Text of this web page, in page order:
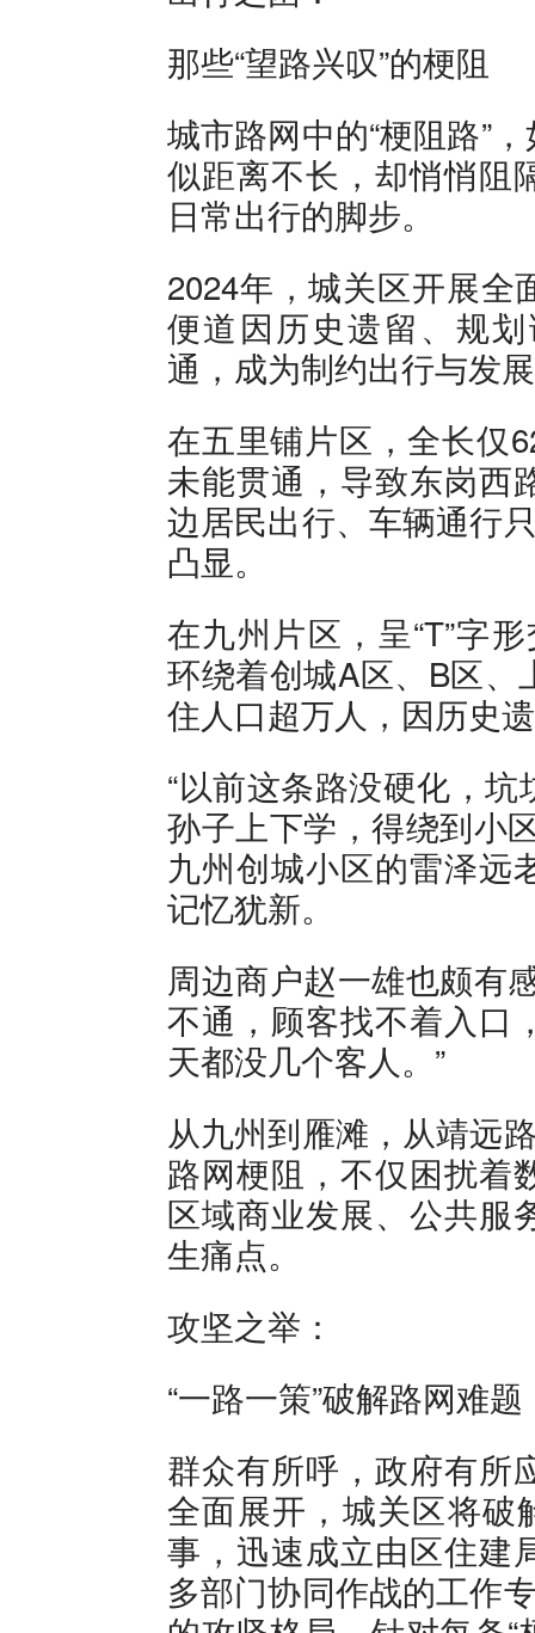
那些“望路兴叹”的梗阻
城市路网中的“梗阻路”
似距离不长，却悄悄阻
日常出行的脚步。
2024年，城关区开展全
便道因历史遗留、规
通，成为制约出行与发
在五里铺片区，全长仅
未能贯通，导致东岗西
边居民出行、车辆通行
凸显。
在九州片区，呈“T”字
环绕着创城A区、B区
住人口超万人，因历史
“以前这条路没硬化，
孙子上下学，得绕到小
九州创城小区的雷泽远
记忆犹新。
周边商户赵一雄也颇有
不通，顾客找不着入口
天都没几个客人。”
从九州到雁滩，从靖远
路网梗阻，不仅困扰着
区域商业发展、公共服
生痛点。
攻坚之举：
“一路一策”破解路网难题
群众有所呼，政府有所
全面展开，城关区将破
事，迅速成立由区住建
多部门协同作战的工作